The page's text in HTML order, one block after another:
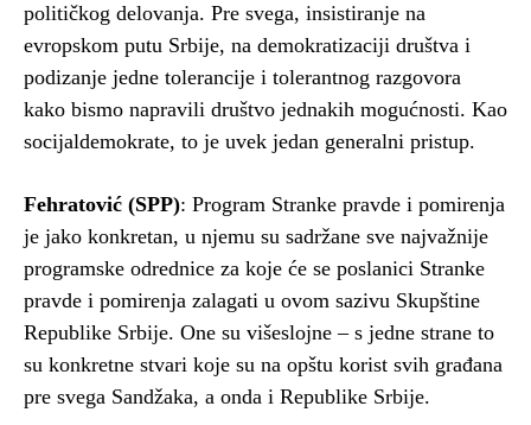
političkog delovanja. Pre svega, insistiranje na
evropskom putu Srbije, na demokratizaciji društva i
podizanje jedne tolerancije i tolerantnog razgovora
kako bismo napravili društvo jednakih mogućnosti. Kao
socijaldemokrate, to je uvek jedan generalni pristup.
Fehratović (SPP): Program Stranke pravde i pomirenja
je jako konkretan, u njemu su sadržane sve najvažnije
programske odrednice za koje će se poslanici Stranke
pravde i pomirenja zalagati u ovom sazivu Skupštine
Republike Srbije. One su višeslojne – s jedne strane to
su konkretne stvari koje su na opštu korist svih građana
pre svega Sandžaka, a onda i Republike Srbije.